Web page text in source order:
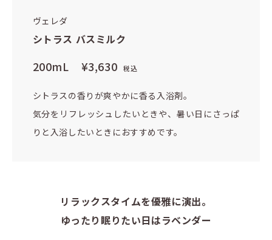
ヴェレダ
シトラス バスミルク
200mL ¥3,630 税込
シトラスの香りが爽やかに香る入浴剤。
気分をリフレッシュしたいときや、暑い日にさっぱ
りと入浴したいときにおすすめです。
リラックスタイムを優雅に演出。
ゆったり眠りたい日はラベンダー